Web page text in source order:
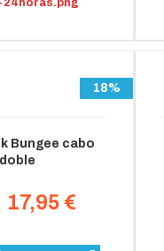
18%
Bungee cabo
17,95 €